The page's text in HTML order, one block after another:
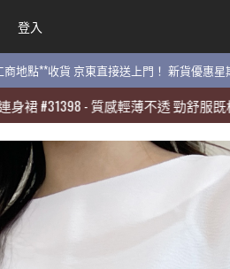
登入
地點**收貨 京東直接送上門！ 新貨優惠
#31398-質感輕薄不透 勁舒服既棉料
登入
地點**收貨 京東直接送上門！ 新貨優惠
#31398-質感輕薄不透 勁舒服既棉料